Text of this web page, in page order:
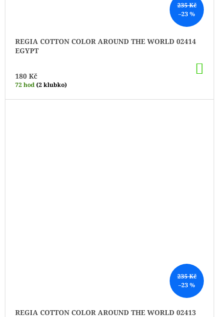
235 Kč
–23 %
REGIA COTTON COLOR AROUND THE WORLD 02414
EGYPT
180 Kč
72 hod(2 klubko)
235 Kč
–23 %
REGIA COTTON COLOR AROUND THE WORLD 02413